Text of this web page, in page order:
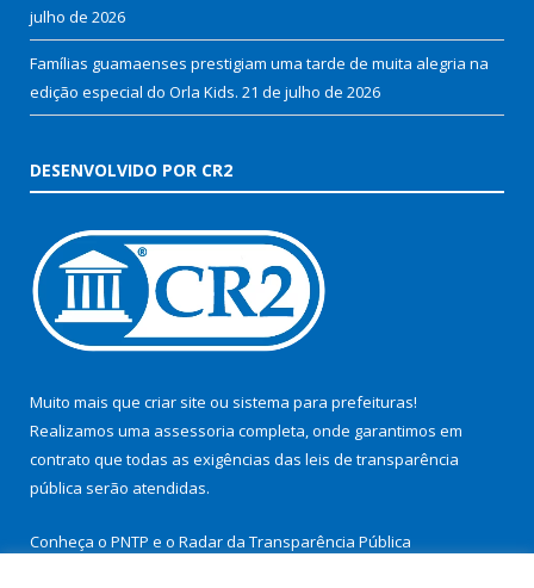
julho de 2026
Famílias guamaenses prestigiam uma tarde de muita alegria na
edição especial do Orla Kids. 21 de julho de 2026
DESENVOLVIDO POR CR2
Muito mais que criar site ou sistema para prefeituras!
Realizamos uma assessoria completa, onde garantimos em
contrato que todas as exigências das leis de transparência
pública serão atendidas.
Conheça o PNTP e o Radar da Transparência Pública